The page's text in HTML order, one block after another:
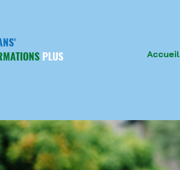
PLUS Accueil